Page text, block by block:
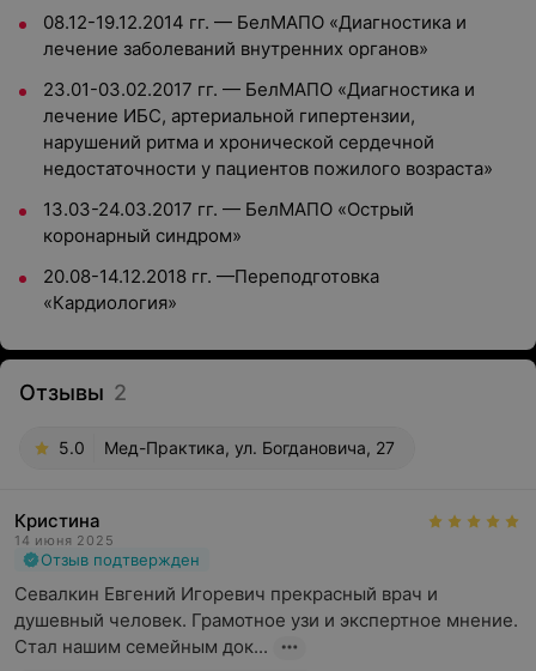
08.12-19.12.2014 гг. — БелМАПО «Диагностика и
лечение заболеваний внутренних органов»
23.01-03.02.2017 гг. — БелМАПО «Диагностика и
лечение ИБС, артериальной гипертензии,
нарушений ритма и хронической сердечной
недостаточности у пациентов пожилого возраста»
13.03-24.03.2017 гг. — БелМАПО «Острый
коронарный синдром»
20.08-14.12.2018 гг. —Переподготовка
«Кардиология»
Отзывы 2
5.0 Мед-Практика, ул. Богдановича, 27
Кристина
14 июня 2025
Отзыв подтвержден
Севалкин Евгений Игоревич прекрасный врач и
душевный человек. Грамотное узи и экспертное мнение.
Стал нашим семейным док...